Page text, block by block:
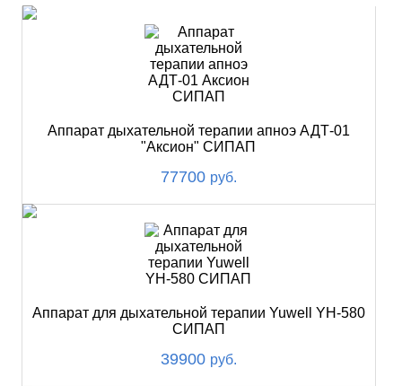
Аппарат дыхательной терапии апноэ АДТ-01
"Аксион" СИПАП
77700 руб.
Аппарат для дыхательной терапии Yuwell YH-580
СИПАП
39900 руб.